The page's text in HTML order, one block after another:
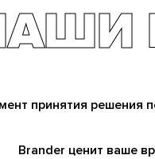
принятия решения
Brander ценит ваше